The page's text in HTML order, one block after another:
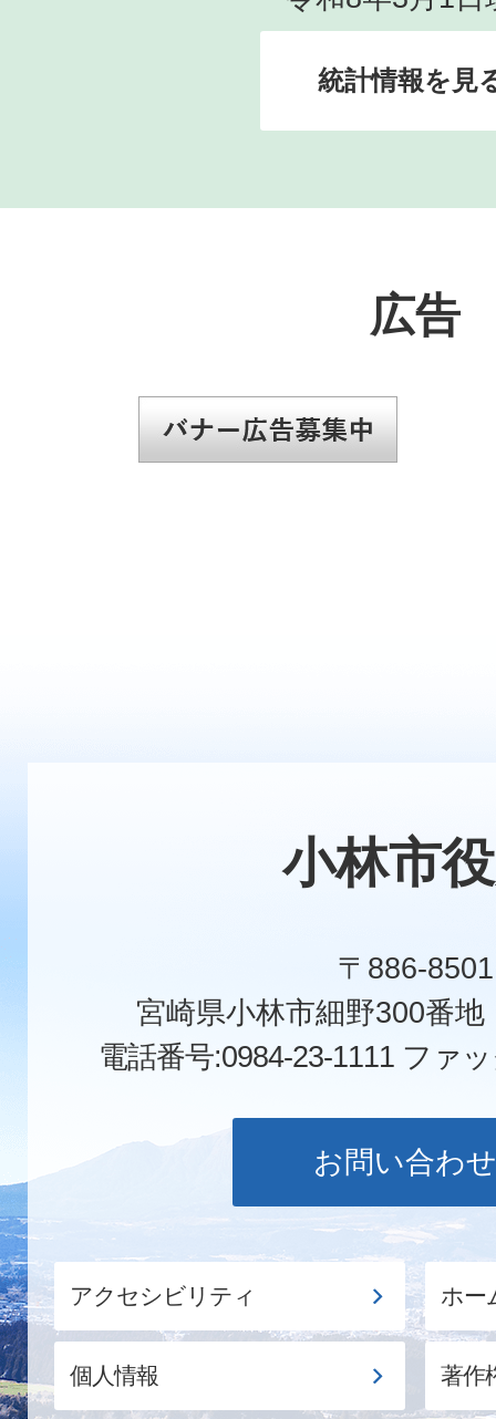
統計情報を見
広告
小林市
〒886-8501
宮崎県小林市細野300番
電話番号:0984-23-1111 ファ
お問い合わせ
アクセシビリティ ホー
個人情報 著作